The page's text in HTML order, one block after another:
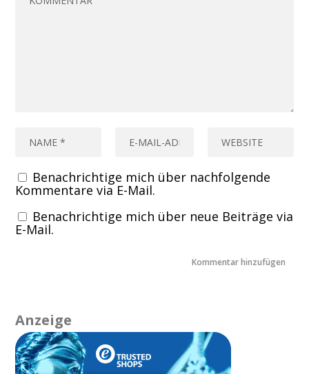
Benachrichtige mich über nachfolgende
Kommentare via E-Mail.
Benachrichtige mich über neue Beiträge via
E-Mail.
Anzeige